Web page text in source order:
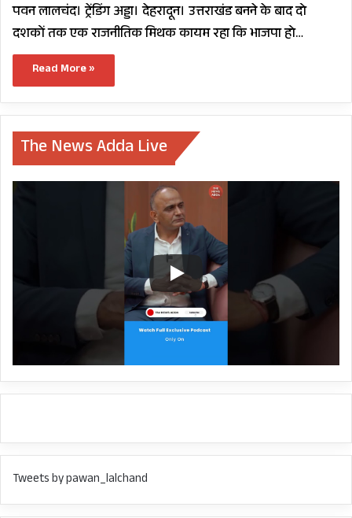
पवन लालचंद। ट्रेंडिंग अड्डा। देहरादून। उत्तराखंड बनने के बाद दो
दशकों तक एक राजनीतिक मिथक कायम रहा कि भाजपा हो…
Read More »
The News Adda Live
Tweets by pawan_lalchand